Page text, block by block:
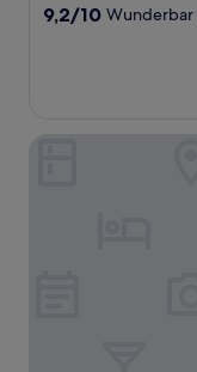
9.2
9,2/10 Wunderbar